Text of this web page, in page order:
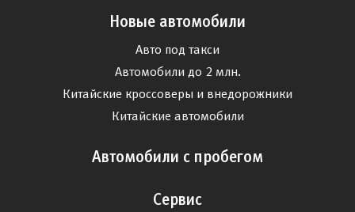
Новые автомобили
Авто под такси
Автомобили до 2 млн.
Китайские кроссоверы и внедорожники
Китайские автомобили
Автомобили с пробегом
Сервис